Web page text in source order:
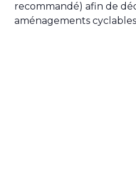
recommandé) afin de
aménagements